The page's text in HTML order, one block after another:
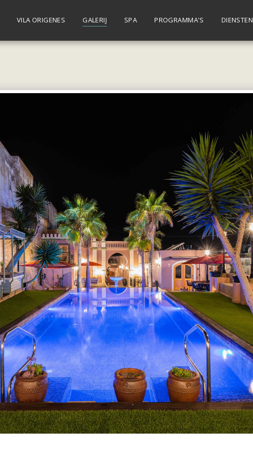
VILA ORIGENES GALERIJ SPA PROGRAMMA'S DIENSTEN